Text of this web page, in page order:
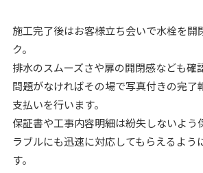
施工完了後はお客様立ち会いで水栓を開
ク。
排水のスムーズさや扉の開閉感なども確
問題がなければその場で写真付きの完了
支払いを行います。
保証書や工事内容明細は紛失しないよう
ラブルにも迅速に対応してもらえるよう
す。